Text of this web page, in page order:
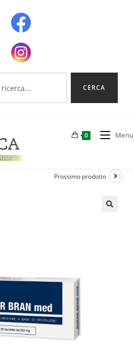
CERCA
0 Menu
Prossimo prodotto